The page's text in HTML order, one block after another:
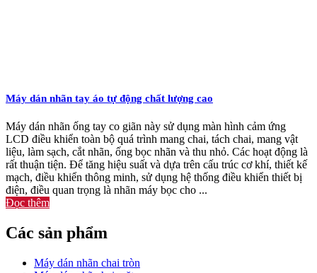
Máy dán nhãn tay áo tự động chất lượng cao
Máy dán nhãn ống tay co giãn này sử dụng màn hình cảm ứng
LCD điều khiển toàn bộ quá trình mang chai, tách chai, mang vật
liệu, làm sạch, cắt nhãn, ống bọc nhãn và thu nhỏ. Các hoạt động là
rất thuận tiện. Để tăng hiệu suất và dựa trên cấu trúc cơ khí, thiết kế
mạch, điều khiển thông minh, sử dụng hệ thống điều khiển thiết bị
điện, điều quan trọng là nhãn máy bọc cho ...
Đọc thêm
Các sản phẩm
Máy dán nhãn chai tròn